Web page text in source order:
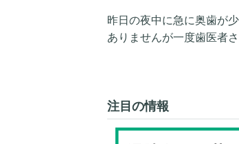
昨日の夜中に急に奥歯が
ありませんが一度歯医者
注目の情報